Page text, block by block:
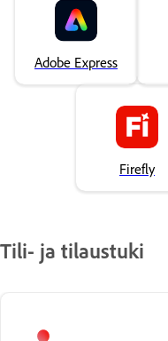
Adobe Express
Firefly
Tili- ja tilaustuki